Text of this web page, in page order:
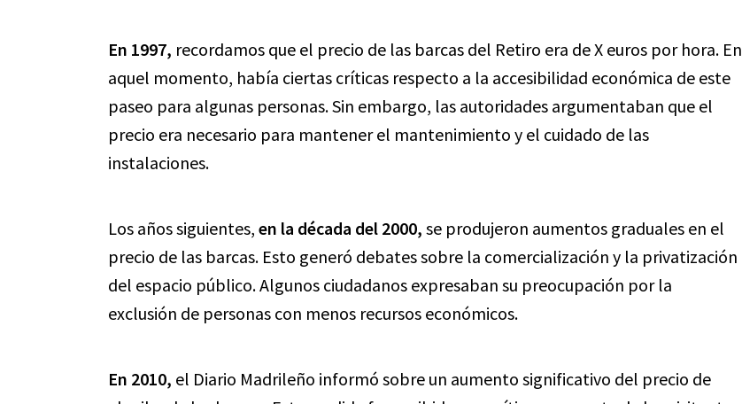
En 1997, recordamos que el precio de las barcas del Retiro era de X euros por hora. En
aquel momento, había ciertas críticas respecto a la accesibilidad económica de este
paseo para algunas personas. Sin embargo, las autoridades argumentaban que el
precio era necesario para mantener el mantenimiento y el cuidado de las
instalaciones.
Los años siguientes, en la década del 2000, se produjeron aumentos graduales en el
precio de las barcas. Esto generó debates sobre la comercialización y la privatización
del espacio público. Algunos ciudadanos expresaban su preocupación por la
exclusión de personas con menos recursos económicos.
En 2010, el Diario Madrileño informó sobre un aumento significativo del precio de